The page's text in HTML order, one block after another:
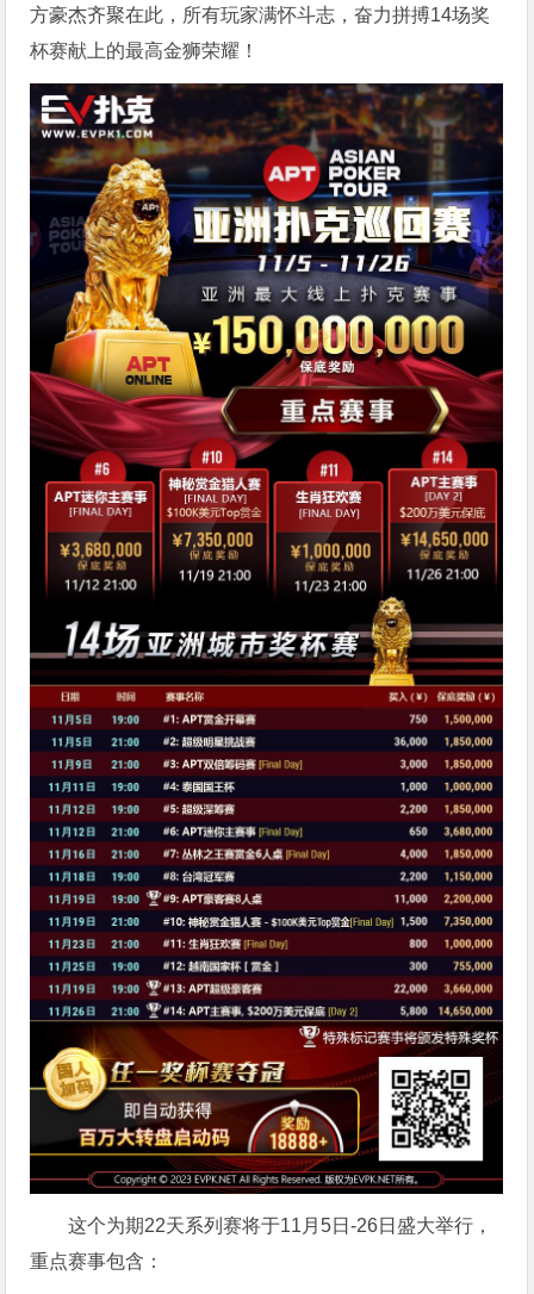
方豪杰齐聚在此，所有玩家满怀斗志，奋力拼搏14场奖
杯赛献上的最高金狮荣耀！
这个为期22天系列赛将于11月5日-26日盛大举行，
重点赛事包含：